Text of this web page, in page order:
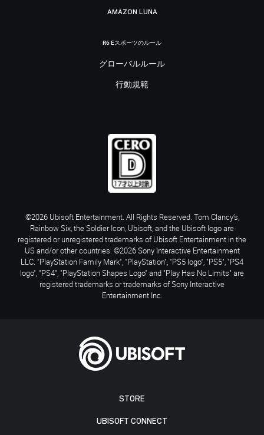
STORE
UBISOFT CONNECT
AMAZON LUNA
R6 Eスポーツのルール
グローバルルール
行動規範
©2026 Ubisoft Entertainment. All Rights Reserved. Tom Clancy’s,
Rainbow Six, the Soldier Icon, Ubisoft, and the Ubisoft logo are
registered or unregistered trademarks of Ubisoft Entertainment in the
US and/or other countries. ©2026 Sony Interactive Entertainment
LLC. "PlayStation Family Mark", "PlayStation", "PS5 logo", "PS5", "PS4
logo", "PS4", "PlayStation Shapes Logo" and "Play Has No Limits" are
registered trademarks or trademarks of Sony Interactive
Entertainment Inc.